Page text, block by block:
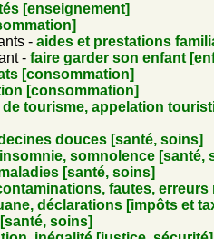
[enseignement]
- aides et prestations
- faire garder son enfant
[consommation]
[consommation]
de tourisme, appelation
douces [santé, soins]
somnolence [santé,
[santé, soins]
fautes, erreurs
déclarations [impôts et
soins]